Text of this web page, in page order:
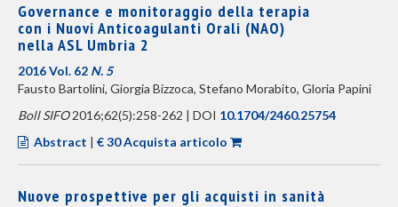
Governance e monitoraggio della terapia
con i Nuovi Anticoagulanti Orali (NAO)
nella ASL Umbria 2
2016 Vol. 62 N. 5
Fausto Bartolini, Giorgia Bizzoca, Stefano Morabito, Gloria Papini
Boll SIFO2016;62(5):258-262 | DOI 10.1704/2460.25754
Abstract | € 30 Acquista articolo
Nuove prospettive per gli acquisti in sanità